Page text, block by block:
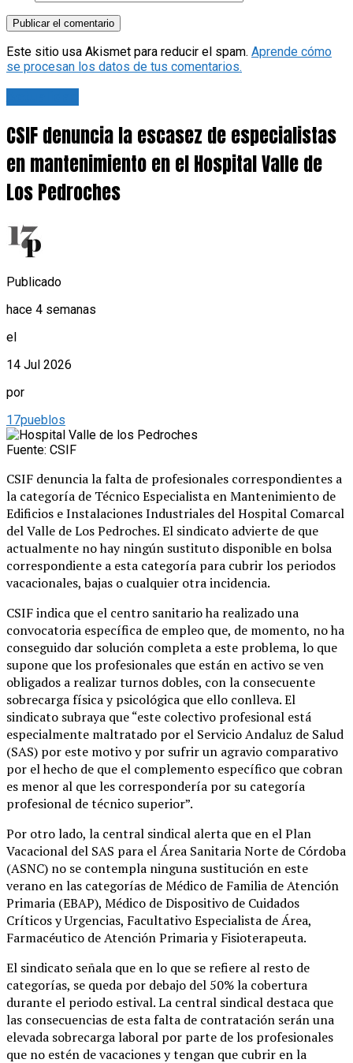
Este sitio usa Akismet para reducir el spam. Aprende cómo
se procesan los datos de tus comentarios.
CSIF denuncia la escasez de especialistas
en mantenimiento en el Hospital Valle de
Los Pedroches
Publicado
hace 4 semanas
el
14 Jul 2026
por
17pueblos
Fuente: CSIF
CSIF denuncia la falta de profesionales correspondientes a
la categoría de Técnico Especialista en Mantenimiento de
Edificios e Instalaciones Industriales del Hospital Comarcal
del Valle de Los Pedroches. El sindicato advierte de que
actualmente no hay ningún sustituto disponible en bolsa
correspondiente a esta categoría para cubrir los periodos
vacacionales, bajas o cualquier otra incidencia.
CSIF indica que el centro sanitario ha realizado una
convocatoria específica de empleo que, de momento, no ha
conseguido dar solución completa a este problema, lo que
supone que los profesionales que están en activo se ven
obligados a realizar turnos dobles, con la consecuente
sobrecarga física y psicológica que ello conlleva. El
sindicato subraya que “este colectivo profesional está
especialmente maltratado por el Servicio Andaluz de Salud
(SAS) por este motivo y por sufrir un agravio comparativo
por el hecho de que el complemento específico que cobran
es menor al que les correspondería por su categoría
profesional de técnico superior”.
Por otro lado, la central sindical alerta que en el Plan
Vacacional del SAS para el Área Sanitaria Norte de Córdoba
(ASNC) no se contempla ninguna sustitución en este
verano en las categorías de Médico de Familia de Atención
Primaria (EBAP), Médico de Dispositivo de Cuidados
Críticos y Urgencias, Facultativo Especialista de Área,
Farmacéutico de Atención Primaria y Fisioterapeuta.
El sindicato señala que en lo que se refiere al resto de
categorías, se queda por debajo del 50% la cobertura
durante el periodo estival. La central sindical destaca que
las consecuencias de esta falta de contratación serán una
elevada sobrecarga laboral por parte de los profesionales
que no estén de vacaciones y tengan que cubrir en la